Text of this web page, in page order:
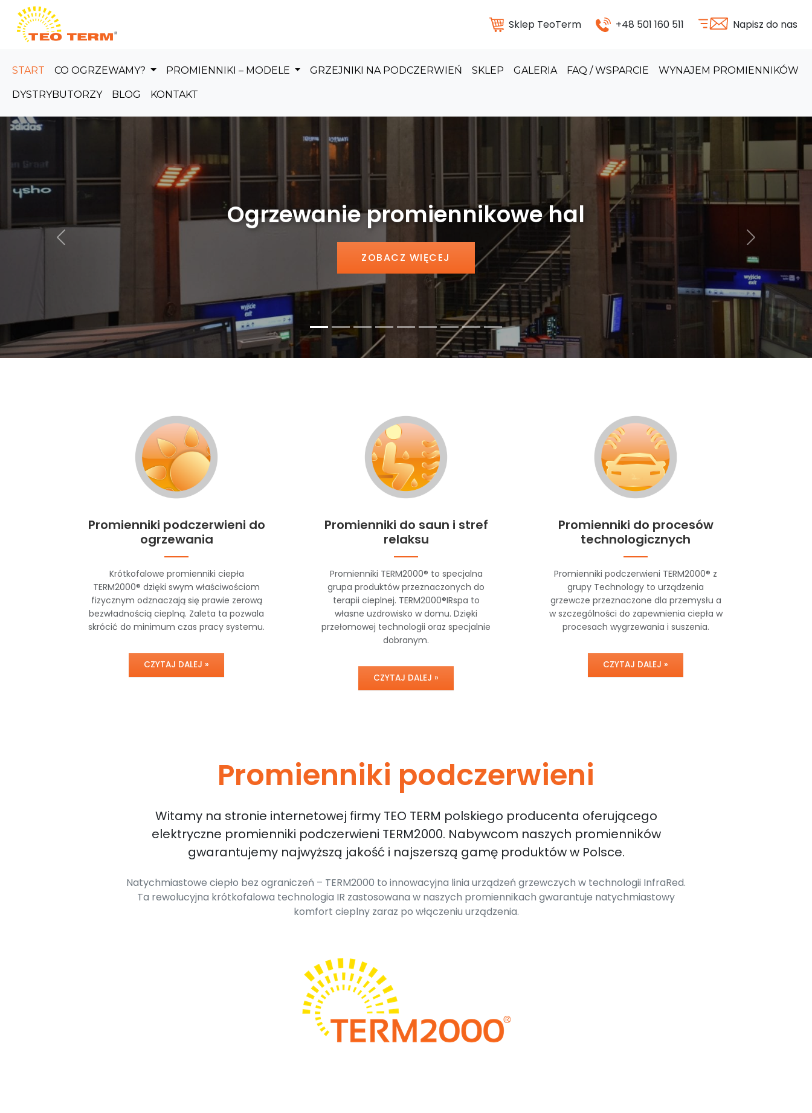
Skip to main content
Sklep TeoTerm
+48 501 160 511 Napisz do nas
START CO OGRZEWAMY? PROMIENNIKI – MODELE GRZEJNIKI NA PODCZERWIEŃ SKLEP GALERIA FAQ / WSPARCIE WYNAJEM PROMIENNIKÓW
DYSTRYBUTORZY BLOG KONTAKT
Ogrzewanie promiennikowe hal produkcyjnych
ZOBACZ WIĘCEJ
Poprzedni Następny
Promienniki podczerwieni do
ogrzewania
Krótkofalowe promienniki ciepła
TERM2000® dzięki swym właściwościom
fizycznym odznaczają się prawie zerową
bezwładnością cieplną. Zaleta ta pozwala
skrócić do minimum czas pracy systemu.
CZYTAJ DALEJ »
Promienniki do saun i stref
relaksu
Promienniki TERM2000® to specjalna
grupa produktów przeznaczonych do
terapii cieplnej. TERM2000®IRspa to
własne uzdrowisko w domu. Dzięki
przełomowej technologii oraz specjalnie
dobranym.
CZYTAJ DALEJ »
Promienniki do procesów
technologicznych
Promienniki podczerwieni TERM2000® z
grupy Technology to urządzenia
grzewcze przeznaczone dla przemysłu a
w szczególności do zapewnienia ciepła w
procesach wygrzewania i suszenia.
CZYTAJ DALEJ »
Promienniki podczerwieni
Witamy na stronie internetowej firmy TEO TERM polskiego producenta oferującego
elektryczne promienniki podczerwieni TERM2000. Nabywcom naszych promienników
gwarantujemy najwyższą jakość i najszerszą gamę produktów w Polsce.
Natychmiastowe ciepło bez ograniczeń – TERM2000 to innowacyjna linia urządzeń grzewczych w technologii InfraRed.
Ta rewolucyjna krótkofalowa technologia IR zastosowana w naszych promiennikach gwarantuje natychmiastowy
komfort cieplny zaraz po włączeniu urządzenia.